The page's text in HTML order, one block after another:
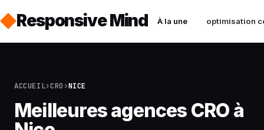
Responsive Mind À la une optimisation
ACCUEIL›CRO ›NICE
Meilleures agences CRO à